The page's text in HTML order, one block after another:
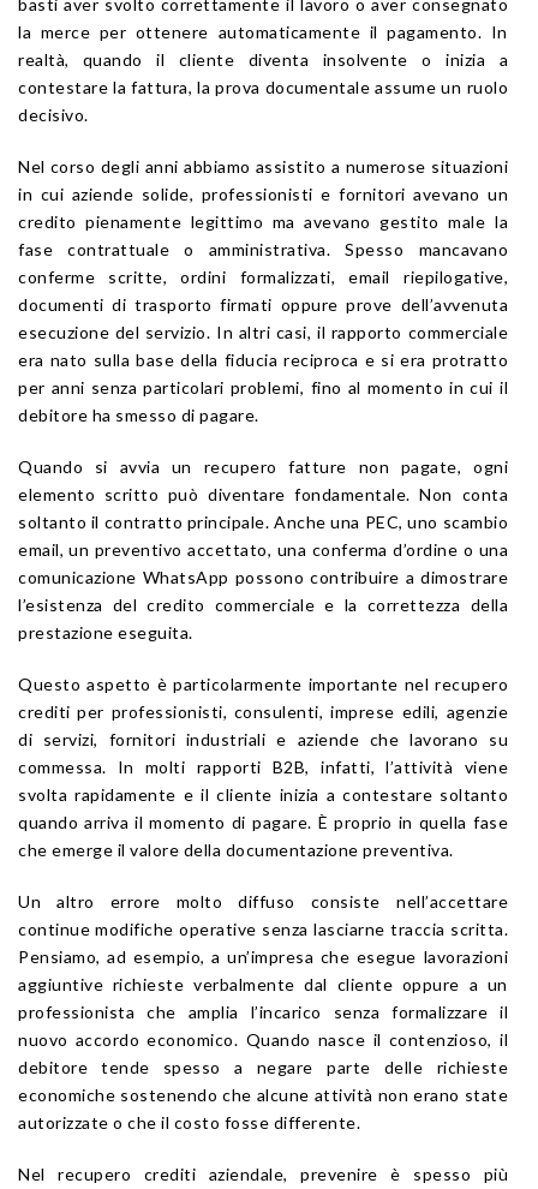
la merce per ottenere automaticamente il pagamento. In
realtà, quando il cliente diventa insolvente o inizia a
contestare la fattura, la prova documentale assume un ruolo
decisivo.
Nel corso degli anni abbiamo assistito a numerose situazioni
in cui aziende solide, professionisti e fornitori avevano un
credito pienamente legittimo ma avevano gestito male la
fase contrattuale o amministrativa. Spesso mancavano
conferme scritte, ordini formalizzati, email riepilogative,
documenti di trasporto firmati oppure prove dell’avvenuta
esecuzione del servizio. In altri casi, il rapporto commerciale
era nato sulla base della fiducia reciproca e si era protratto
per anni senza particolari problemi, fino al momento in cui il
debitore ha smesso di pagare.
Quando si avvia un recupero fatture non pagate, ogni
elemento scritto può diventare fondamentale. Non conta
soltanto il contratto principale. Anche una PEC, uno scambio
email, un preventivo accettato, una conferma d’ordine o una
comunicazione WhatsApp possono contribuire a dimostrare
l’esistenza del credito commerciale e la correttezza della
prestazione eseguita.
Questo aspetto è particolarmente importante nel recupero
crediti per professionisti, consulenti, imprese edili, agenzie
di servizi, fornitori industriali e aziende che lavorano su
commessa. In molti rapporti B2B, infatti, l’attività viene
svolta rapidamente e il cliente inizia a contestare soltanto
quando arriva il momento di pagare. È proprio in quella fase
che emerge il valore della documentazione preventiva.
Un altro errore molto diffuso consiste nell’accettare
continue modifiche operative senza lasciarne traccia scritta.
Pensiamo, ad esempio, a un’impresa che esegue lavorazioni
aggiuntive richieste verbalmente dal cliente oppure a un
professionista che amplia l’incarico senza formalizzare il
nuovo accordo economico. Quando nasce il contenzioso, il
debitore tende spesso a negare parte delle richieste
economiche sostenendo che alcune attività non erano state
autorizzate o che il costo fosse differente.
Nel recupero crediti aziendale, prevenire è spesso più